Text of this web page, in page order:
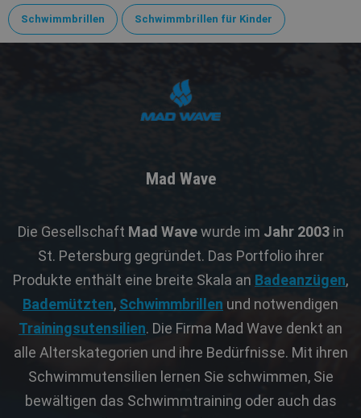
Schwimmbrillen Schwimmbrillen für Kinder
Mad Wave
Die Gesellschaft Mad Wavewurde im Jahr 2003in
St. Petersburg gegründet. Das Portfolio ihrer
Produkte enthält eine breite Skala an Badeanzügen,
Bademützten, Schwimmbrillen und notwendigen
Trainingsutensilien. Die Firma Mad Wave denkt an
alle Alterskategorien und ihre Bedürfnisse. Mit ihren
Schwimmutensilien lernen Sie schwimmen, Sie
bewältigen das Schwimmtraining oder auch das